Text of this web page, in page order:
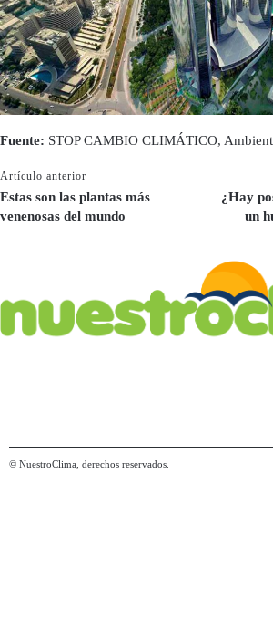
Fuente: STOP CAMBIO CLIMÁTICO,
Artículo anterior
Estas son las plantas más
venenosas del mundo
¿Hay
un
© NuestroClima, derechos reservados.